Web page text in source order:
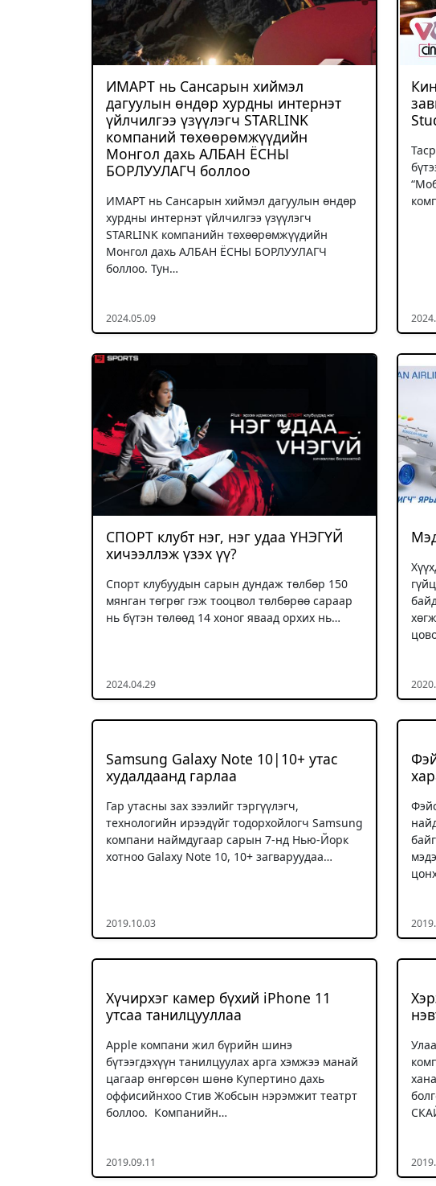
ИМАРТ нь Сансарын хиймэл
дагуулын өндөр хурдны интернэт
үйлчилгээ үзүүлэгч STARLINK
компаний төхөөрөмжүүдийн
Монгол дахь АЛБАН ЁСНЫ
БОРЛУУЛАГЧ боллоо
ИМАРТ нь Сансарын хиймэл дагуулын өндөр
хурдны интернэт үйлчилгээ үзүүлэгч
STARLINK компанийн төхөөрөмжүүдийн
Монгол дахь АЛБАН ЁСНЫ БОРЛУУЛАГЧ
боллоо. Тун…
2024.05.09
СПОРТ клубт нэг, нэг удаа ҮНЭГҮЙ
хичээллэж үзэх үү?
Спорт клубуудын сарын дундаж төлбөр 150
мянган төгрөг гэж тооцвол төлбөрөө сараар
нь бүтэн төлөөд 14 хоног яваад орхих нь…
2024.04.29
Samsung Galaxy Note 10|10+ утас
худалдаанд гарлаа
Гар утасны зах зээлийг тэргүүлэгч,
технологийн ирээдүйг тодорхойлогч Samsung
компани наймдугаар сарын 7-нд Нью-Йорк
хотноо Galaxy Note 10, 10+ загваруудаа…
2019.10.03
Хүчирхэг камер бүхий iPhone 11
утсаа танилцууллаа
Apple компани жил бүрийн шинэ
бүтээгдэхүүн танилцуулах арга хэмжээ манай
цагаар өнгөрсөн шөнө Купертино дахь
оффисийнхоо Стив Жобсын нэрэмжит театрт
боллоо. Компанийн…
2019.09.11